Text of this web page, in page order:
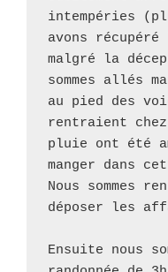
intempéries
avons
malgré la
sommes allés
au pied des
rentraient
pluie ont été
manger dans
Nous sommes
déposer les
Ensuite nous